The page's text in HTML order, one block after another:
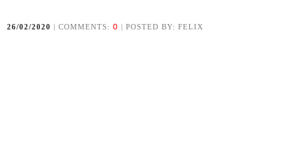
26/02/2020 | COMMENTS: 0 | POSTED BY: FELIX